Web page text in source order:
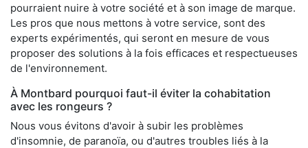
pourraient nuire à votre société et à son image de marque.
Les pros que nous mettons à votre service, sont des
experts expérimentés, qui seront en mesure de vous
proposer des solutions à la fois efficaces et respectueuses
de l'environnement.
À Montbard pourquoi faut-il éviter la cohabitation
avec les rongeurs ?
Nous vous évitons d'avoir à subir les problèmes
d'insomnie, de paranoïa, ou d'autres troubles liés à la